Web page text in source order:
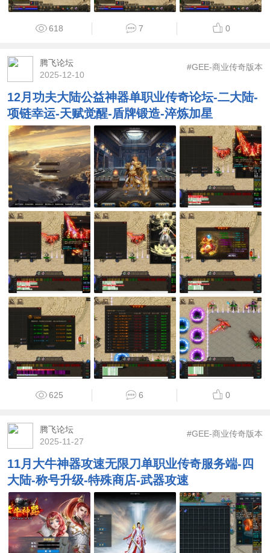
618 7 0
腾飞论坛
2025-12-10
#GEE-商业传奇版本
12月功夫大陆公益神器单职业传奇论坛-二大陆-
项链幸运-天赋觉醒-盾牌锻造-淬炼加星
625 6 0
腾飞论坛
2025-11-27
#GEE-商业传奇版本
11月大牛神器攻速无限刀单职业传奇服务端-四
大陆-称号升级-特殊商店-武器攻速